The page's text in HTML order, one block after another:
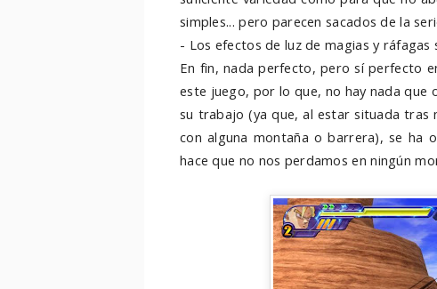
simples... pero parecen sacados de la
- Los efectos de luz de magias y ráfagas
En fin, nada perfecto, pero sí perfecto
este juego, por lo que, no hay nada que
su trabajo (ya que, al estar situada tras
con alguna montaña o barrera), se ha
hace que no nos perdamos en ningún